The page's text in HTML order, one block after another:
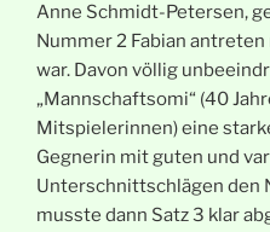
Anne Schmidt-Petersen,
Nummer 2 Fabian
war. Davon völlig
„Mannschaftsomi“ (40
Mitspielerinnen) eine
Gegnerin mit guten und
Unterschnittschlägen den
musste dann Satz 3 klar